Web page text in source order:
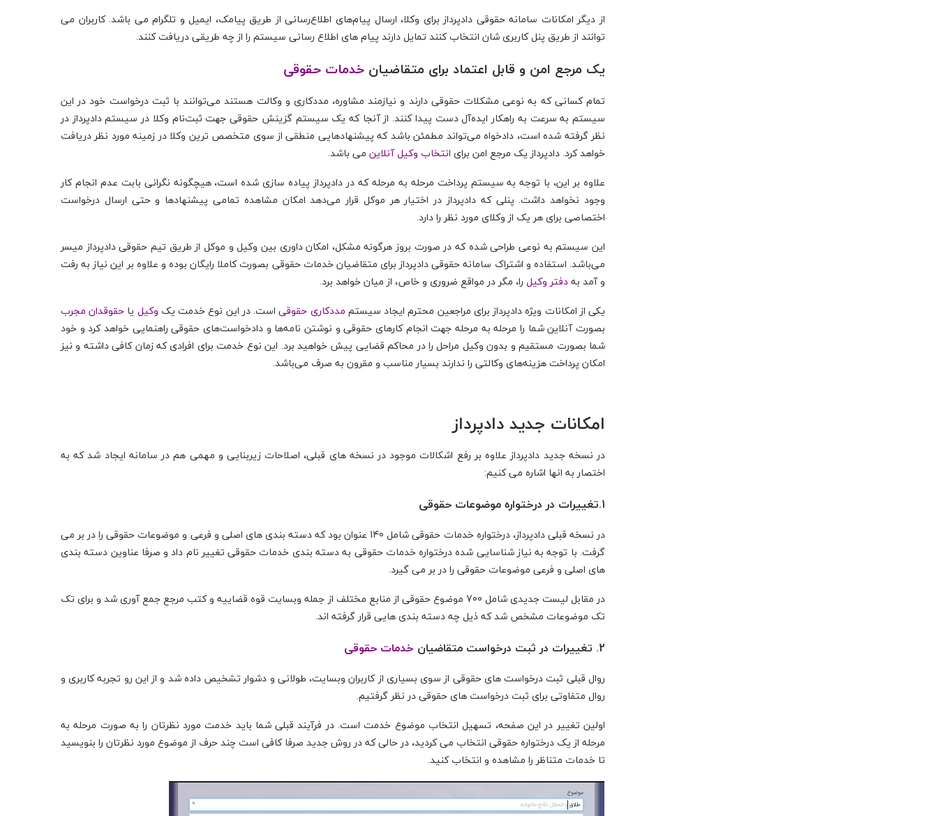
از دیگر امکانات سامانه حقوقی دادپرداز برای وکلا، ارسال پیام‌های اطلاع‌رسانی از طریق پیامک، ایمیل و تلگرام می باشد. کاربران می
توانند از طریق پنل کاربری شان انتخاب کنند تمایل دارند پیام های اطلاع رسانی سیستم را از چه طریقی دریافت کنند.
یک مرجع امن و قابل اعتماد برای متقاضیانخدمات حقوقی
تمام کسانی که به نوعی مشکلات حقوقی دارند و نیازمند مشاوره، مددکاری و وکالت هستند می‌توانند با ثبت درخواست خود در این
سیستم به سرعت به راهکار ایده‌آل دست پیدا کنند. از آنجا که یک سیستم گزینش حقوقی جهت ثبت‌نام وکلا در سیستم دادپرداز در
نظر گرفته شده است، دادخواه می‌تواند مطمئن باشد که پیشنهادهایی منطقی از سوی متخصص ترین وکلا در زمینه مورد نظر دریافت
خواهد کرد. دادپرداز یک مرجع امن برای انتخاب وکیل آنلاین می باشد.
علاوه بر این، با توجه به سیستم پرداخت مرحله به مرحله که در دادپرداز پیاده سازی شده است، هیچگونه نگرانی بابت عدم انجام کار
وجود نخواهد داشت. پنلی که دادپرداز در اختیار هر موکل قرار می‌دهد امکان مشاهده تمامی پیشنهادها و حتی ارسال درخواست
اختصاصی برای هر یک از وکلای مورد نظر را دارد.
این سیستم به نوعی طراحی شده که در صورت بروز هرگونه مشکل، امکان داوری بین وکیل و موکل از طریق تیم حقوقی دادپرداز میسر
می‌باشد. استفاده و اشتراک سامانه حقوقی دادپرداز برای متقاضیان خدمات حقوقی بصورت کاملا رایگان بوده و علاوه بر این نیاز به رفت
و آمد بهدفتر وکیل را، مگر در مواقع ضروری و خاص، از میان خواهد برد.
یکی از امکانات ویژه دادپرداز برای مراجعین محترم ایجاد سیستم مددکاری حقوقیاست. در این نوع خدمت یک وکیل یا حقوقدان مجرب
بصورت آنلاین شما را مرحله به مرحله جهت انجام کارهای حقوقی و نوشتن نامه‌ها و دادخواست‌های حقوقی راهنمایی خواهد کرد و خود
شما بصورت مستقیم و بدون وکیل مراحل را در محاکم قضایی پیش خواهید برد. این نوع خدمت برای افرادی که زمان کافی داشته و نیز
امکان پرداخت هزینه‌های وکالتی را ندارند بسیار مناسب و مقرون به صرف می‌باشد.
امکانات جدید دادپرداز
در نسخه جدید دادپرداز علاوه بر رفع اشکالات موجود در نسخه های قبلی، اصلاحات زیربنایی و مهمی هم در سامانه ایجاد شد که به
اختصار به انها اشاره می کنیم:
1.تغییرات در درختواره موضوعات حقوقی
در نسخه قبلی دادپرداز، درختواره خدمات حقوقی شامل 140 عنوان بود که دسته بندی های اصلی و فرعی و موضوعات حقوقی را در بر می
گرفت. با توجه به نیاز شناسایی شده درختواره خدمات حقوقی به دسته بندی خدمات حقوقی تغییر نام داد و صرفا عناوین دسته بندی
های اصلی و فرعی موضوعات حقوقی را در بر می گیرد.
در مقابل لیست جدیدی شامل 700 موضوع حقوقی از منابع مختلف از جمله وبسایت قوه قضاییه و کتب مرجع جمع آوری شد و برای تک
تک موضوعات مشخص شد که ذیل چه دسته بندی هایی قرار گرفته اند.
2. تغییرات در ثبت درخواست متقاضیان خدمات حقوقی
روال قبلی ثبت درخواست های حقوقی از سوی بسیاری از کاربران وبسایت، طولانی و دشوار تشخیص داده شد و از این رو تجربه کاربری و
روال متفاوتی برای ثبت درخواست های حقوقی در نظر گرفتیم.
اولین تغییر در این صفحه، تسهیل انتخاب موضوع خدمت است. در فرآیند قبلی شما باید خدمت مورد نظرتان را به صورت مرحله به
مرحله از یک درختواره حقوقی انتخاب می کردید، در حالی که در روش جدید صرفا کافی است چند حرف از موضوع مورد نظرتان را بنویسید
تا خدمات متناظر را مشاهده و انتخاب کنید.
مهاجرت تحصیلی به فنلاند
مهاجرت تحصیلی فوری به کشور فنلاند برای ترم جدید
تکمیل فرم